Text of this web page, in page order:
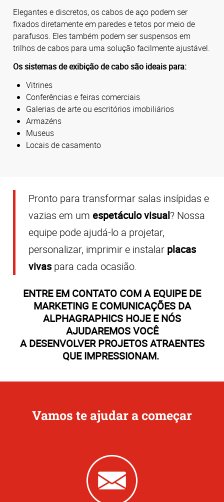
Elegantes e discretos, os cabos de aço podem ser
fixados diretamente em paredes e tetos por meio de
parafusos. Eles também podem ser suspensos em
trilhos de cabos para uma solução facilmente ajustável.
Os sistemas de exibição de cabo são ideais para:
Vitrines
Conferências e feiras comerciais
Galerias de arte ou escritórios imobiliários
Armazéns
Museus
Locais de casamento
Pronto para transformar salas insípidas e
vazias em um espetáculo visual? Nossa
equipe pode ajudá-lo a projetar,
personalizar, imprimir e instalar placas
vivaspara cada ocasião.
ENTRE EM CONTATO COM A EQUIPE DE
MARKETING E COMUNICAÇÕES DA
ALPHAGRAPHICS HOJE E NÓS
AJUDAREMOS VOCÊ
A DESENVOLVER PROJETOS ATRAENTES
QUE IMPRESSIONAM.
Vamos te ajudar a começar